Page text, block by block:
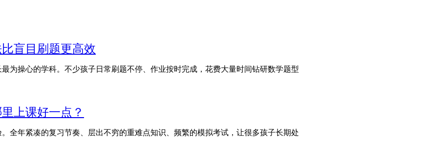
盲目刷题更高效
为操心的学科。不少孩子日常刷题不停、作业按时完成，花费大量时间钻研数学题型
上课好一点？
全年紧凑的复习节奏、层出不穷的重难点知识、频繁的模拟考试，让很多孩子长期处